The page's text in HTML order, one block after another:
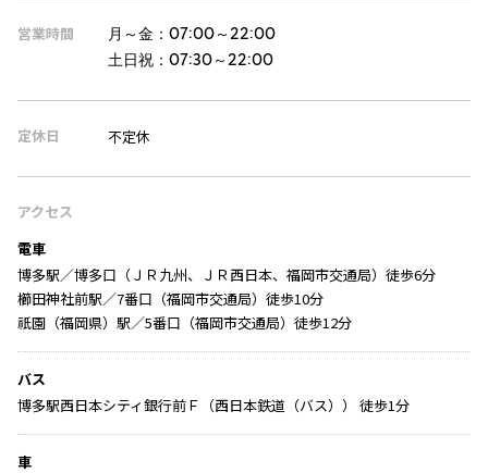
営業時間 月～金：07:00～22:00
土日祝：07:30～22:00
定休日 不定休
アクセス
電車
博多駅／博多口（ＪＲ九州、ＪＲ西日本、福岡市交通局）徒歩6分
櫛田神社前駅／7番口（福岡市交通局）徒歩10分
祇園（福岡県）駅／5番口（福岡市交通局）徒歩12分
バス
博多駅西日本シティ銀行前Ｆ（西日本鉄道（バス）） 徒歩1分
車